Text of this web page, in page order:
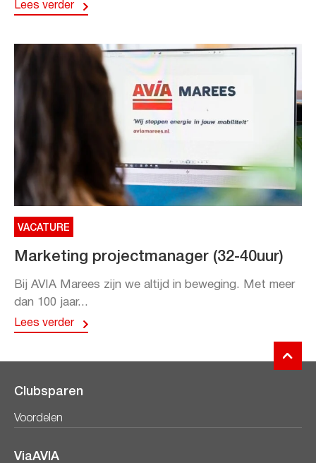
Lees verder
VACATURE
Marketing projectmanager (32-40uur)
Bij AVIA Marees zijn we altijd in beweging. Met meer
dan 100 jaar...
Lees verder
Clubsparen
Voordelen
ViaAVIA